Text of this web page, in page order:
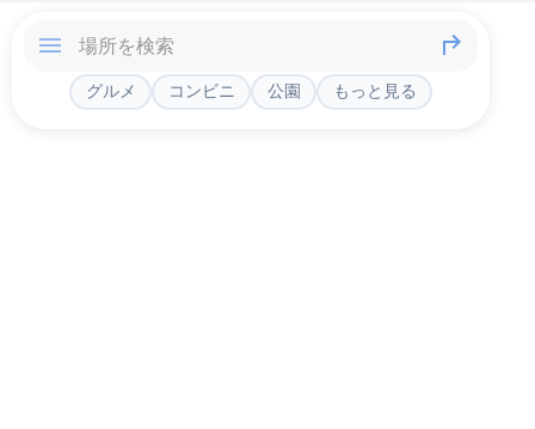
グルメ コンビニ 公園 もっと見る